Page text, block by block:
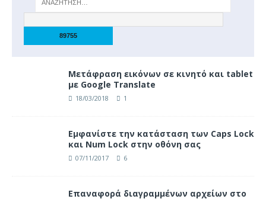
Μετάφραση εικόνων σε κινητό και tablet
με Google Translate
18/03/2018 1
Eμφανίστε την κατάσταση των Caps Lock
και Num Lock στην οθόνη σας
07/11/2017 6
Επαναφορά διαγραμμένων αρχείων στο